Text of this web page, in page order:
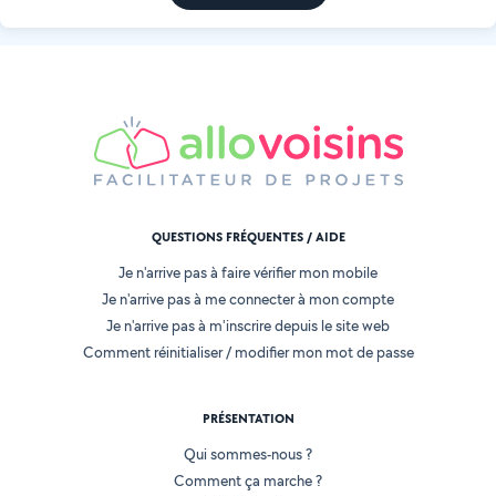
QUESTIONS FRÉQUENTES / AIDE
Je n'arrive pas à faire vérifier mon mobile
Je n'arrive pas à me connecter à mon compte
Je n'arrive pas à m'inscrire depuis le site web
Comment réinitialiser / modifier mon mot de passe
PRÉSENTATION
Qui sommes-nous ?
Comment ça marche ?